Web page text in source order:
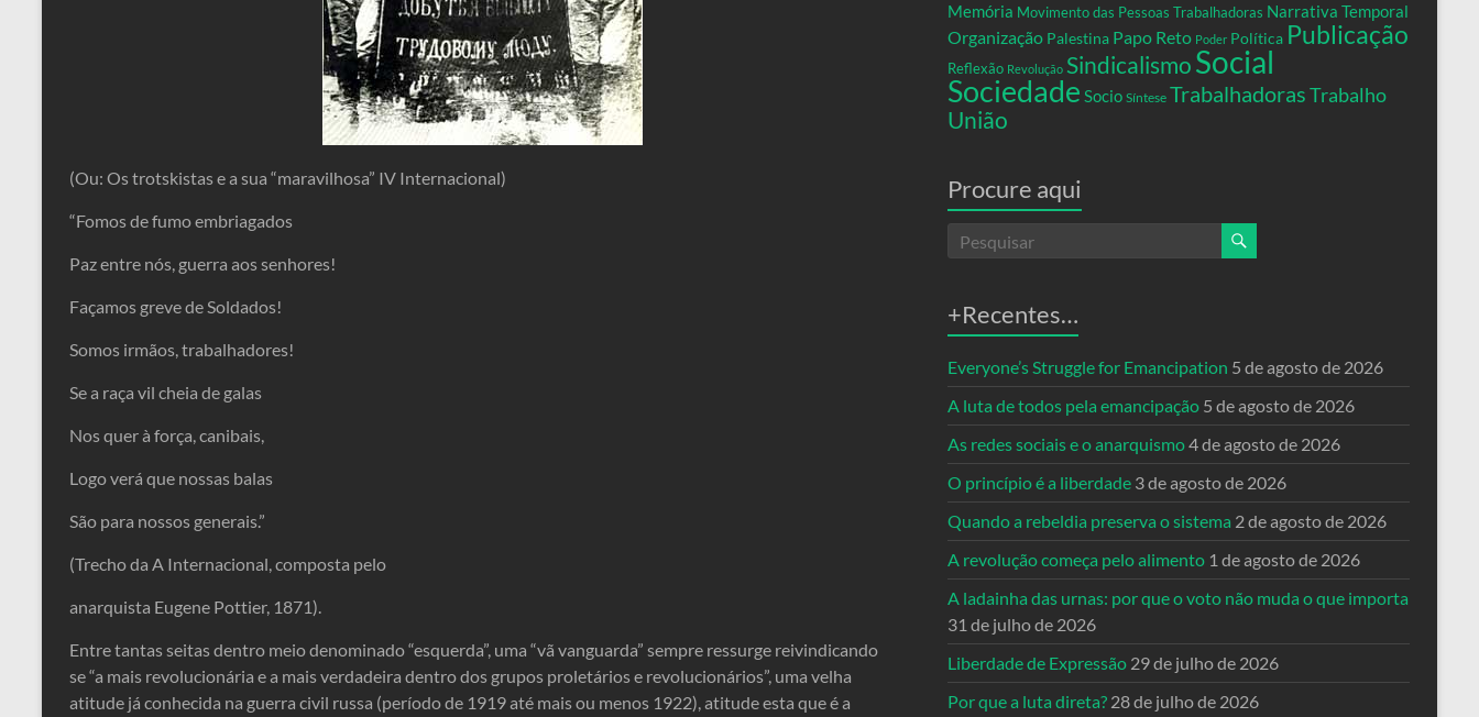
(Ou: Os trotskistas e a sua “maravilhosa” IV Internacional)
“Fomos de fumo embriagados
Paz entre nós, guerra aos senhores!
Façamos greve de Soldados!
Somos irmãos, trabalhadores!
Se a raça vil cheia de galas
Nos quer à força, canibais,
Logo verá que nossas balas
São para nossos generais.”
(Trecho da A Internacional, composta pelo
anarquista Eugene Pottier, 1871).
Entre tantas seitas dentro meio denominado “esquerda”, uma “vã vanguarda” sempre ressurge reivindicando
se “a mais revolucionária e a mais verdadeira dentro dos grupos proletários e revolucionários”, uma velha
atitude já conhecida na guerra civil russa (período de 1919 até mais ou menos 1922), atitude esta que é a
Memória Movimento das Pessoas Trabalhadoras Narrativa Temporal
Organização Palestina Papo Reto Poder Política Publicação
Reflexão Revolução Sindicalismo Social
Sociedade Socio Síntese TrabalhadorasTrabalho
União
Procure aqui
+Recentes…
Everyone’s Struggle for Emancipation 5 de agosto de 2026
A luta de todos pela emancipação 5 de agosto de 2026
As redes sociais e o anarquismo4 de agosto de 2026
O princípio é a liberdade 3 de agosto de 2026
Quando a rebeldia preserva o sistema 2 de agosto de 2026
A revolução começa pelo alimento 1 de agosto de 2026
A ladainha das urnas: por que o voto não muda o que importa
31 de julho de 2026
Liberdade de Expressão 29 de julho de 2026
Por que a luta direta? 28 de julho de 2026